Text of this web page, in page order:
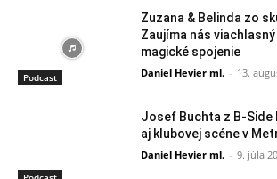
Podcast
Zuzana & Belinda zo
Zaujíma nás
magické spojenie
Daniel Hevier ml. - 13.
Josef Buchta z B-Side
aj klubovej scéne v
Daniel Hevier ml. - 9. júla